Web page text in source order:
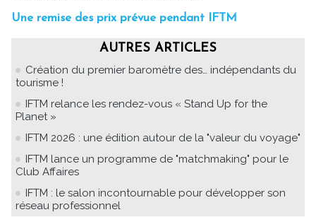
Une remise des prix prévue pendant IFTM
AUTRES ARTICLES
Création du premier baromètre des… indépendants du
tourisme !
IFTM relance les rendez-vous « Stand Up for the
Planet »
IFTM 2026 : une édition autour de la "valeur du voyage"
IFTM lance un programme de "matchmaking" pour le
Club Affaires
IFTM : le salon incontournable pour développer son
réseau professionnel